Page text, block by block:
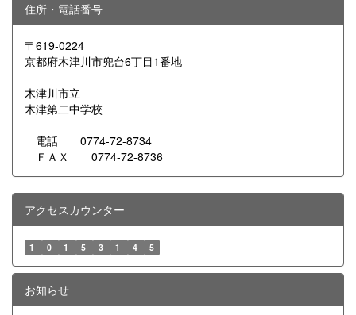
住所・電話番号
〒619-0224
京都府木津川市兜台6丁目1番地
木津川市立
木津第二中学校
電話 0774-72-8734
ＦＡＸ 0774-72-8736
アクセスカウンター
1 0 1 5 3 1 4 5
お知らせ